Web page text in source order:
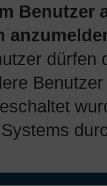
Benutzer
dürfen